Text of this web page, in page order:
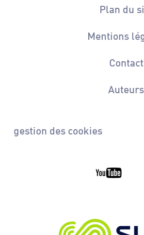
Plan du
Mentions
Contact
Auteurs
gestion des cookies